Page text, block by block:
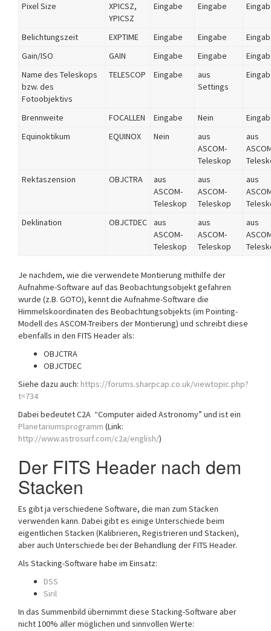
Pixel Size
XPICSZ,
YPICSZ
Eingabe Eingabe
Belichtungszeit EXPTIME Eingabe Eingabe
Gain/ISO
GAIN Eingabe Eingabe
Name des Teleskops
bzw. des
Fotoobjektivs
TELESCOP Eingabe
aus
Settings
Brennweite FOCALLEN Eingabe Nein
Equinoktikum
EQUINOX Nein
aus
ASCOM-
Teleskop
aus
Rektaszension
OBJCTRA
aus
ASCOM-
Teleskop
aus
ASCOM-
Teleskop
aus
Deklination
OBJCTDEC
aus
ASCOM-
Teleskop
aus
ASCOM-
Teleskop
aus
Je nachdem, wie die verwendete Montierung mithilfe der
Aufnahme-Software auf das Beobachtungsobjekt gefahren
wurde (z.B. GOTO), kennt die Aufnahme-Software die
Himmelskoordinaten des Beobachtungsobjekts (im Pointing-
Modell des ASCOM-Treibers der Montierung) und schreibt diese
ebenfalls in den FITS Header als:
OBJCTRA
OBJCTDEC
Siehe dazu auch: https://forums.sharpcap.co.uk/viewtopic.php?
t=734
Dabei bedeutet C2A “Computer aided Astronomy” und ist ein
Planetariumsprogramm (Link:
http://www.astrosurf.com/c2a/english/)
Der FITS Header nach dem
Stacken
Es gibt ja verschiedene Software, die man zum Stacken
verwenden kann. Dabei gibt es einige Unterschiede beim
eigentlichen Stacken (Kalibrieren, Registrieren und Stacken),
aber auch Unterschiede bei der Behandlung der FITS Header.
Als Stacking-Software habe im Einsatz:
DSS
Siril
In das Summenbild übernimmt diese Stacking-Software aber
nicht 100% aller möglichen und sinnvollen Werte: